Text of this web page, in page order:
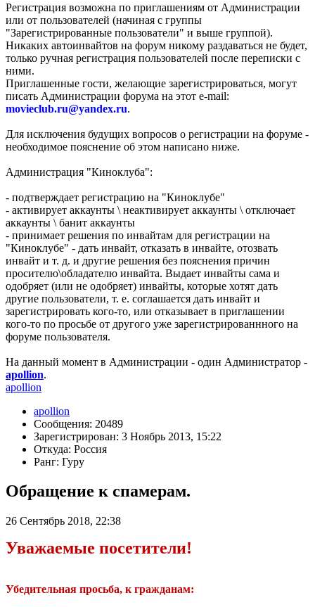
Регистрация возможна по приглашениям от Администрации
или от пользователей (начиная с группы
"Зарегистрированные пользователи" и выше группой).
Никаких автоинвайтов на форум никому раздаваться не будет,
только ручная регистрация пользователей после переписки с
ними.
Приглашенные гости, желающие зарегистрироваться, могут
писать Администрации форума на этот e-mail:
movieclub.ru@yandex.ru.
Для исключения будущих вопросов о регистрации на форуме -
необходимое пояснение об этом написано ниже.
Администрация "Киноклуба":
- подтверждает регистрацию на "Киноклубе"
- активирует аккаунты \ неактивирует аккаунты \ отключает
аккаунты \ банит аккаунты
- принимает решения по инвайтам для регистрации на
"Киноклубе" - дать инвайт, отказать в инвайте, отозвать
инвайт и т. д. и другие решения без пояснения причин
просителю\обладателю инвайта. Выдает инвайты сама и
одобряет (или не одобряет) инвайты, которые хотят дать
другие пользователи, т. е. соглашается дать инвайт и
зарегистрировать кого-то, или отказывает в приглашении
кого-то по просьбе от другого уже зарегистрированнного на
форуме пользователя.
На данный момент в Администрации - один Администратор -
apollion.
apollion
apollion
Сообщения: 20489
Зарегистрирован: 3 Ноябрь 2013, 15:22
Откуда: Россия
Ранг: Гуру
Обращение к спамерам.
26 Сентябрь 2018, 22:38
Уважаемые посетители!
Убедительная просьба, к гражданам: